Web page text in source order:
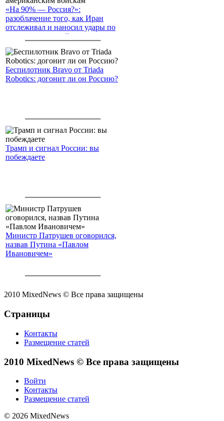
«На 90% — Россия?»:
разоблачение того, как Иран
отслеживал и наносил удары по
американским войскам
Беспилотник Bravo от Triada
Robotics: догонит ли он Россию?
Трамп и сигнал России: вы
побеждаете
Министр Патрушев оговорился,
назвав Путина «Павлом
Ивановичем»
2010 MixedNews © Все права защищены
Страницы
Контакты
Размещение статей
2010 MixedNews © Все права защищены
Войти
Контакты
Размещение статей
© 2026 MixedNews